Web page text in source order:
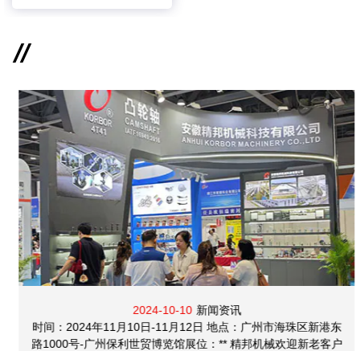
//
2024-10-10 新闻资讯
时间：2024年11月10日-11月12日 地点：广州市海珠区新港东
路1000号-广州保利世贸博览馆展位：** 精邦机械欢迎新老客户